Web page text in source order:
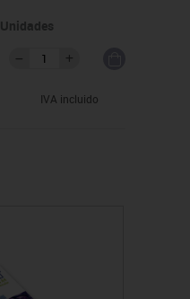
Unidades
IVA incluido